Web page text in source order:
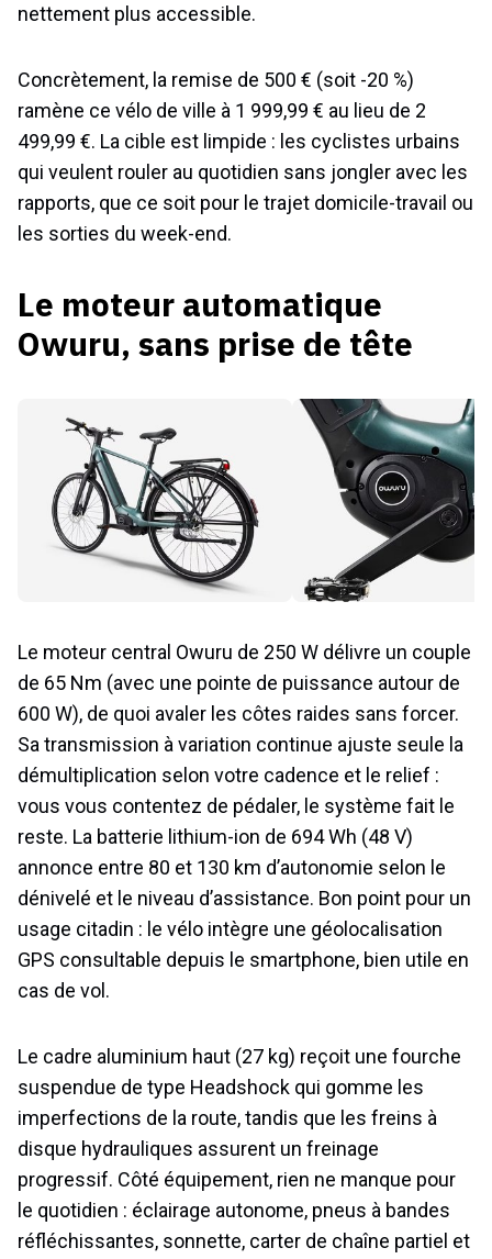
nettement plus accessible.
Concrètement, la remise de 500 € (soit -20 %)
ramène ce vélo de ville à 1 999,99 € au lieu de 2
499,99 €. La cible est limpide : les cyclistes urbains
qui veulent rouler au quotidien sans jongler avec les
rapports, que ce soit pour le trajet domicile-travail ou
les sorties du week-end.
Le moteur automatique
Owuru, sans prise de tête
Le moteur central Owuru de 250 W délivre un couple
de 65 Nm (avec une pointe de puissance autour de
600 W), de quoi avaler les côtes raides sans forcer.
Sa transmission à variation continue ajuste seule la
démultiplication selon votre cadence et le relief :
vous vous contentez de pédaler, le système fait le
reste. La batterie lithium-ion de 694 Wh (48 V)
annonce entre 80 et 130 km d’autonomie selon le
dénivelé et le niveau d’assistance. Bon point pour un
usage citadin : le vélo intègre une géolocalisation
GPS consultable depuis le smartphone, bien utile en
cas de vol.
Le cadre aluminium haut (27 kg) reçoit une fourche
suspendue de type Headshock qui gomme les
imperfections de la route, tandis que les freins à
disque hydrauliques assurent un freinage
progressif. Côté équipement, rien ne manque pour
le quotidien : éclairage autonome, pneus à bandes
réfléchissantes, sonnette, carter de chaîne partiel et